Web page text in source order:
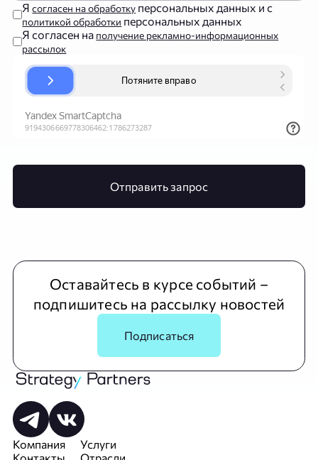
Ясогласен на обработку персональных данных и с
политикой обработки персональных данных
Я согласен на получение рекламно-информационных
рассылок
Отправить запрос
Компания
Контакты
Услуги
Отрасли
Оставайтесь в курсе событий –
подпишитесь на рассылку новостей
Подписаться